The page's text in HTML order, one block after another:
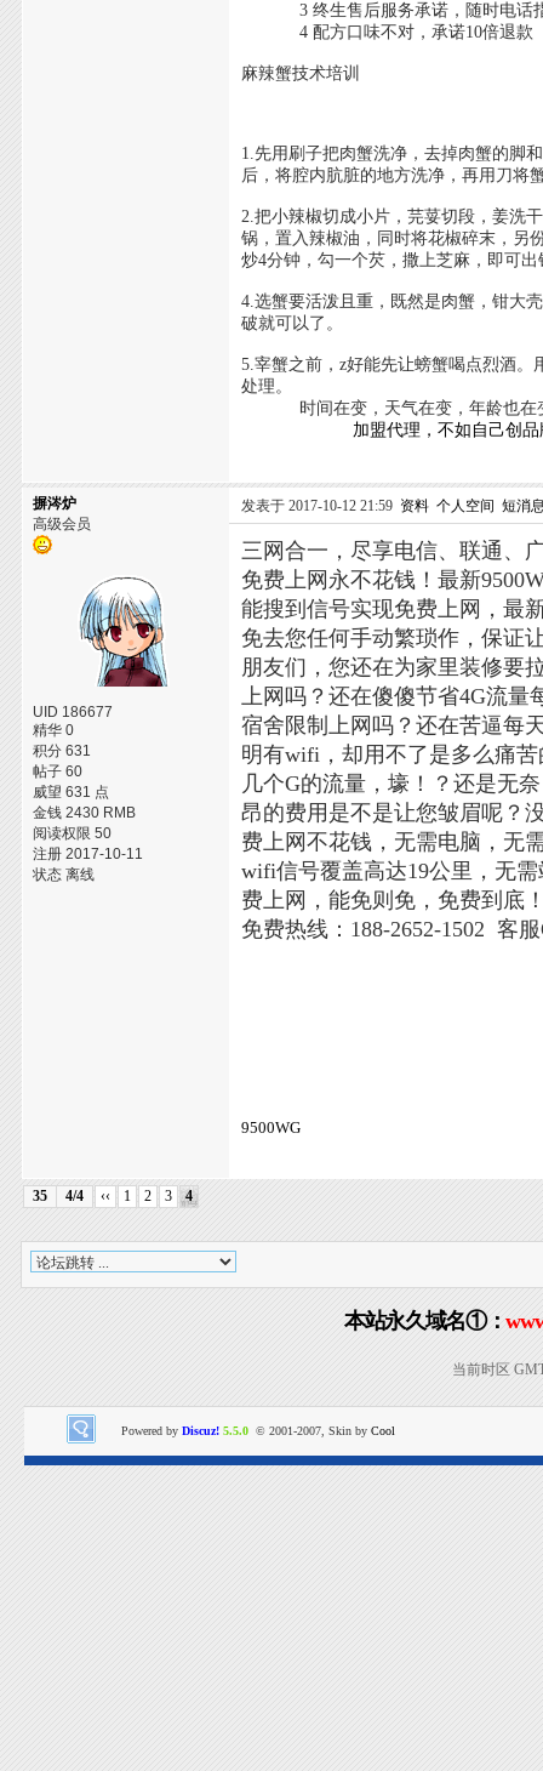
3 终生售后服务承诺，随时电话
4 配方口味不对，承诺10倍退款
麻辣蟹技术培训
1.先用刷子把肉蟹洗净，去掉肉蟹的脚
后，将腔内肮脏的地方洗净，再用刀将
2.把小辣椒切成小片，芫荽切段，姜洗
锅，置入辣椒油，同时将花椒碎末，另
炒4分钟，勾一个芡，撒上芝麻，即可
4.选蟹要活泼且重，既然是肉蟹，钳大
破就可以了。
5.宰蟹之前，z好能先让螃蟹喝点烈酒
处理。
时间在变，天气在变，年龄也在变
加盟代理，不如自己创
摒涔炉
高级会员
UID 186677
精华 0
积分 631
帖子 60
威望 631 点
金钱 2430 RMB
阅读权限 50
注册 2017-10-11
状态 离线
发表于 2017-10-12 21:59 资料 个人空间 短消
三网合一，尽享电信、联通、
免费上网永不花钱！最新
能搜到信号实现免费上网，最
免去您任何手动繁琐作，保证
朋友们，您还在为家里装修要
上网吗？还在傻傻节省4G流量
宿舍限制上网吗？还在苦逼每
明有wifi，却用不了是多么痛
几个G的流量，壕！？还是无
昂的费用是不是让您皱眉呢？
费上网不花钱，无需电脑，无
wifi信号覆盖高达19公里，无
费上网，能免则免，免费到底
免费热线：188-2652-1502 客
9500WG
35 4/4 ‹‹ 1 2 3 4
本站永久域名①：
当前时区
Powered by Discuz! 5.5.0 © 2001-2007, Skin by Cool